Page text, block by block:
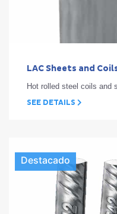
LAC Sheets and
Hot rolled steel coils and
SEE DETAILS
Destacado